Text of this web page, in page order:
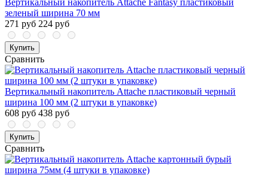
Вертикальный накопитель Attache Fantasy пластиковый
зеленый ширина 70 мм
271 руб 224 руб
Купить
Сравнить
Вертикальный накопитель Attache пластиковый черный
ширина 100 мм (2 штуки в упаковке)
608 руб 438 руб
Купить
Сравнить